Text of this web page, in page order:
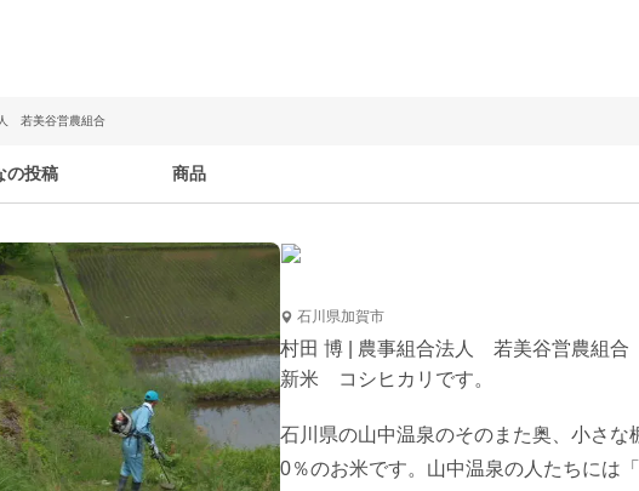
若美谷営農組合
の投稿 商品
石川県加賀市
村田 博 | 農事組合法人 若美谷営農組合
新米 コシヒカリです。
石川県の山中温泉のそのまた奥、小さ
0％のお米です。山中温泉の人たちには